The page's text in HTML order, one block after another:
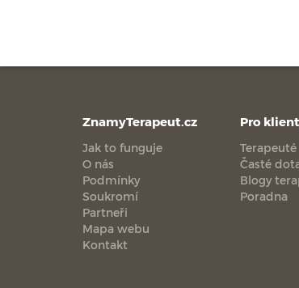
ZnamyTerapeut.cz
Jak to funguje
O nás
Podmínky
Soukromí
Partneři
Mapa webu
Kontakt
Pro
Terapeuté
Časté
Blogy
Poradna